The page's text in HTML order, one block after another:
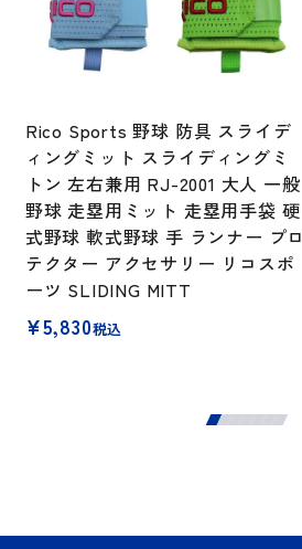
Rico Sports 野球 防具 スライデ
ィングミット スライディングミ
トン 左右兼用 RJ-2001 大人 一般
野球 走塁用ミット 走塁用手袋 硬
式野球 軟式野球 手 ランナー プロ
テクター アクセサリー リコスポ
ーツ SLIDING MITT
¥5,830税込